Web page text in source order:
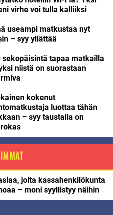
virhe voi tulla kalliiksi
useampi matkustaa nyt
– syy yllättää
sekopäisintä tapaa matkailla
niistä on suorastaan
kokenut
luottaa tähän
– syy taustalla on
joita kassahenkilökunta
– moni syyllistyy näihin